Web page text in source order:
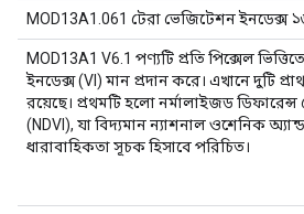
MOD13A1.061 টেরা ভেজিটেশন ইনডেক্স
MOD13A1 V6.1 পণ্যটি প্রতি পিক্সেল
ইনডেক্স (VI) মান প্রদান করে। এখানে দুটি
রয়েছে। প্রথমটি হলো নর্মালাইজড
(NDVI), যা বিদ্যমান ন্যাশনাল ওশেনিক
ধারাবাহিকতা সূচক হিসাবে পরিচিত।